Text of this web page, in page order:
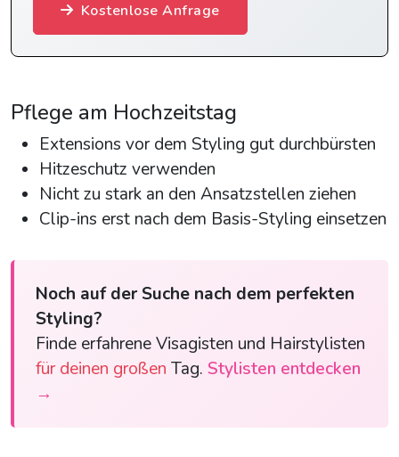
Kostenlose Anfrage
Pflege am Hochzeitstag
Extensions vor dem Styling gut durchbürsten
Hitzeschutz verwenden
Nicht zu stark an den Ansatzstellen ziehen
Clip-ins erst nach dem Basis-Styling einsetzen
Noch auf der Suche nach dem perfekten
Styling?
Finde erfahrene Visagisten und Hairstylisten
für deinen großen Tag. Stylisten entdecken
→